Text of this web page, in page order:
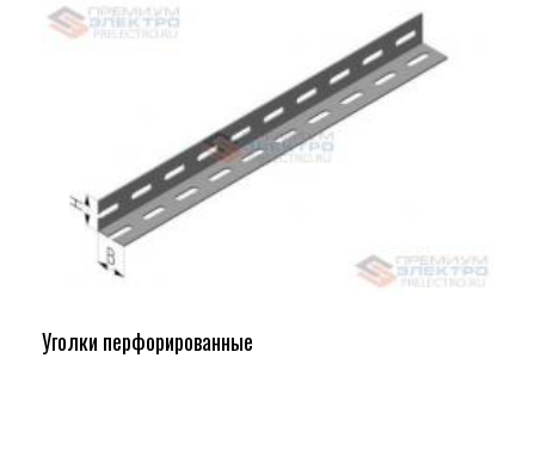
Уголки перфорированные